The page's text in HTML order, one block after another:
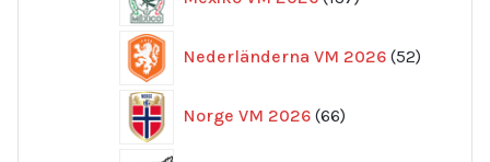
produkter
Nederländerna VM 2026 52
Norge VM 2026 66
produkter